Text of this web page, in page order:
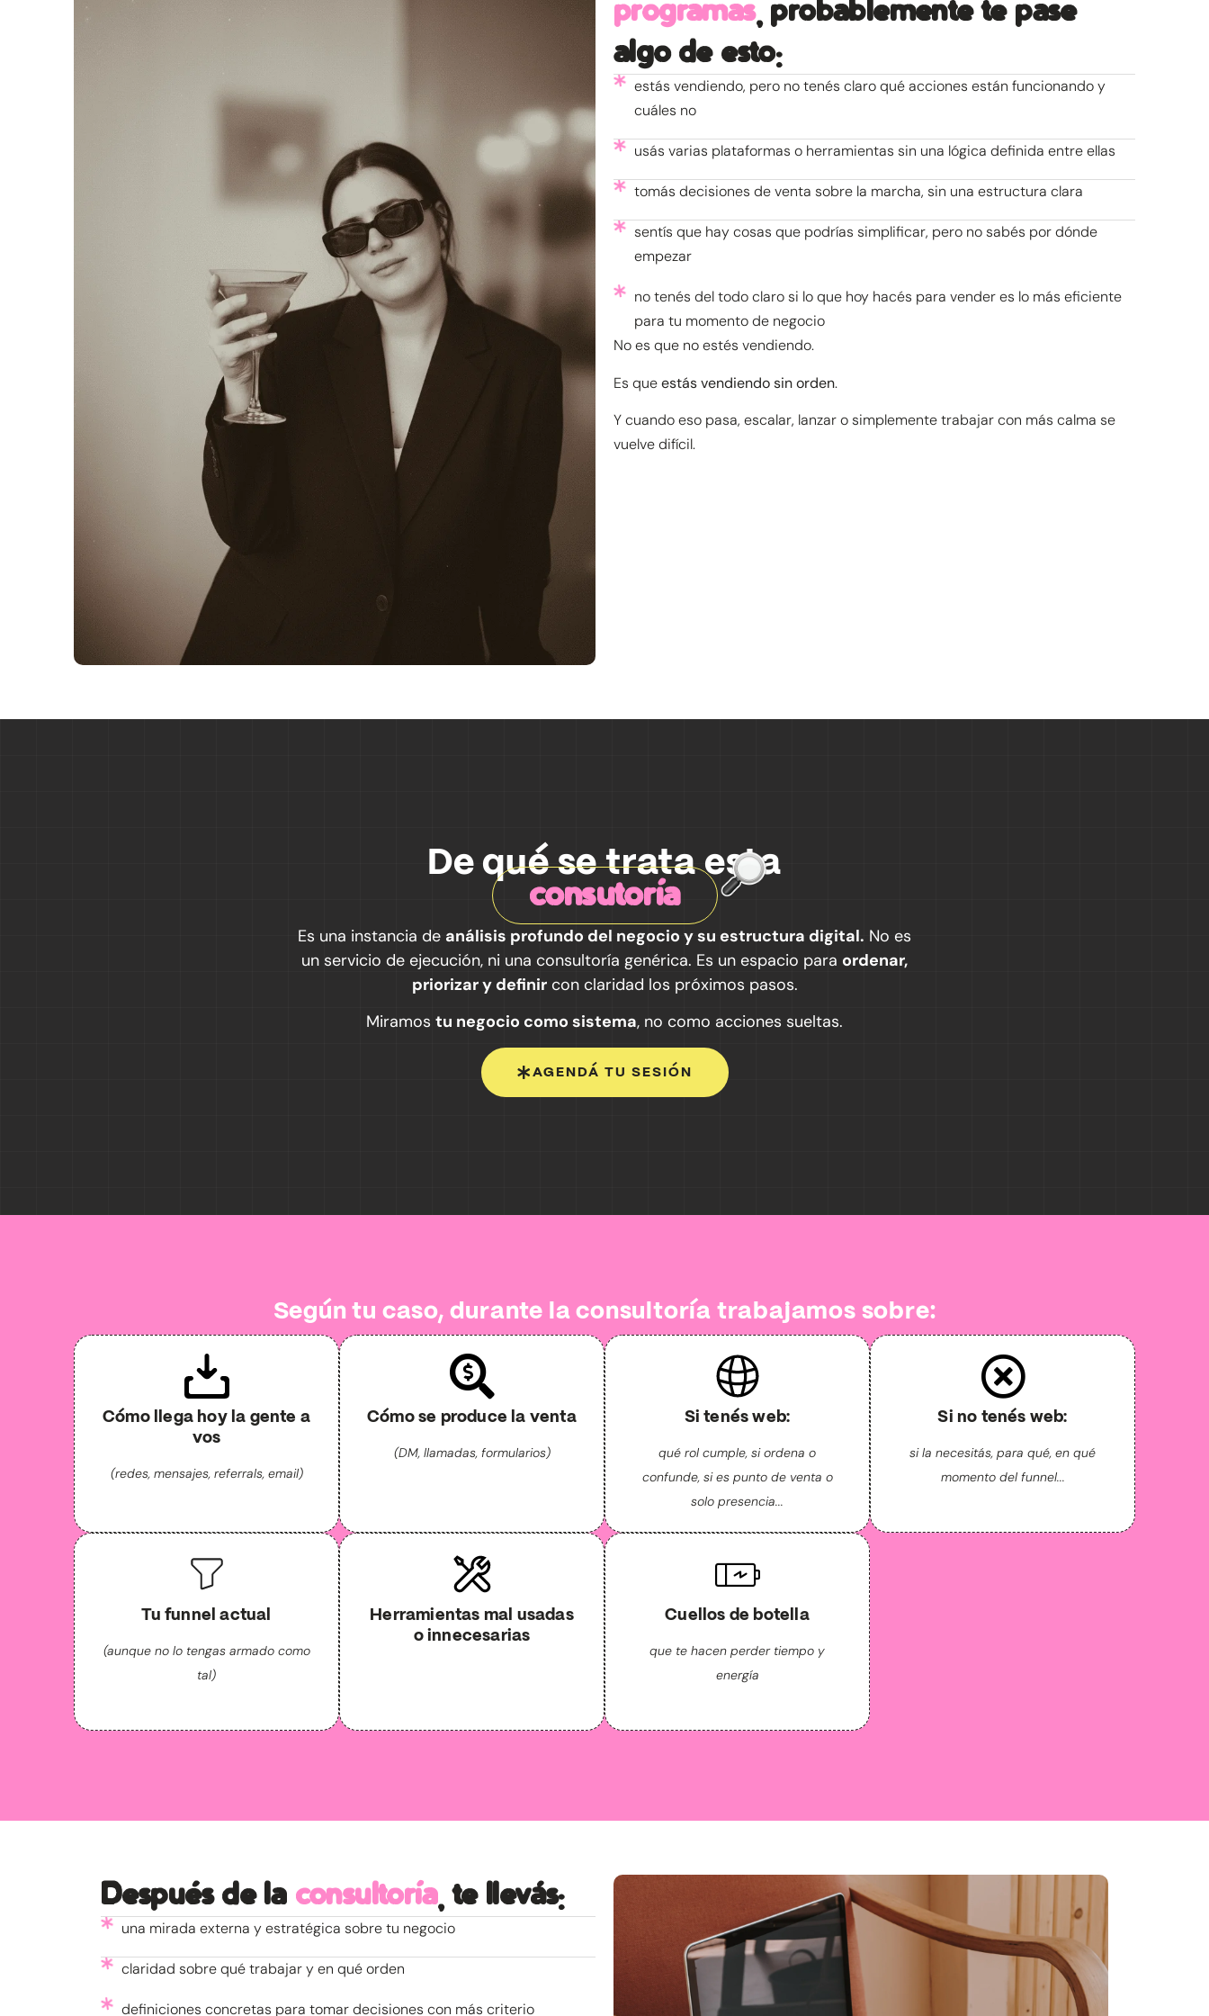
programas, probablemente te pase
algo de esto:
estás vendiendo, pero no tenés claro qué acciones están funcionando y
cuáles no
usás varias plataformas o herramientas sin una lógica definida entre ellas
tomás decisiones de venta sobre la marcha, sin una estructura clara
sentís que hay cosas que podrías simplificar, pero no sabés por dónde
empezar
no tenés del todo claro si lo que hoy hacés para vender es lo más eficiente
para tu momento de negocio
No es que no estés vendiendo.
Es queestás vendiendo sin orden.
Y cuando eso pasa, escalar, lanzar o simplemente trabajar con más calma se
vuelve difícil.
De qué se trata esta
consutoría
Es una instancia de análisis profundo del negocio y su estructura digital. No es
un servicio de ejecución, ni una consultoría genérica. Es un espacio para ordenar,
priorizar y definircon claridad los próximos pasos.
Miramos tu negocio como sistema, no como acciones sueltas.
AGENDÁ TU SESIÓN
Según tu caso, durante la consultoría trabajamos sobre:
Cómo llega hoy la gente a
vos
(redes, mensajes, referrals, email)
Cómo se produce la venta
(DM, llamadas, formularios)
Si tenés web:
qué rol cumple, si ordena o
confunde, si es punto de venta o
solo presencia...
Si no tenés web:
si la necesitás, para qué, en qué
momento del funnel...
Tu funnel actual
(aunque no lo tengas armado como
tal)
Herramientas mal usadas
o innecesarias
Cuellos de botella
que te hacen perder tiempo y
energía
Después de la consultoría, te llevás:
una mirada externa y estratégica sobre tu negocio
claridad sobre qué trabajar y en qué orden
definiciones concretas para tomar decisiones con más criterio